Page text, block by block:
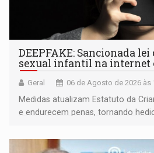
DEEPFAKE: Sancionada
sexual infantil na internet
Geral 06 de Agosto de 2026 às
Medidas atualizam Estatuto da
e endurecem penas, tornando